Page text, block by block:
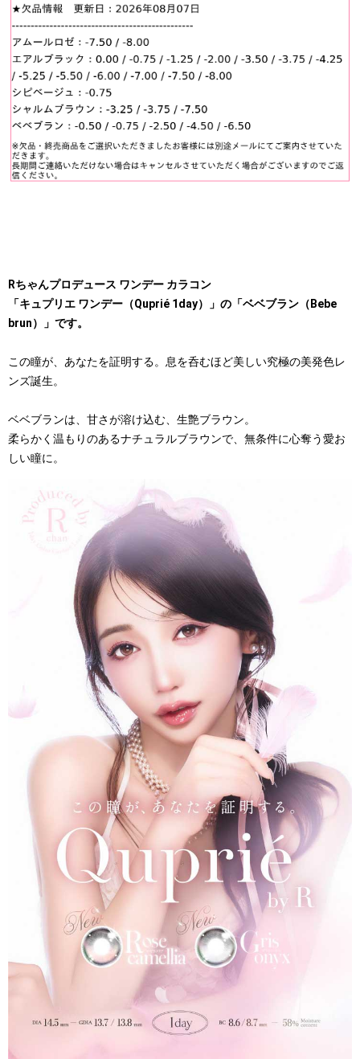
Rちゃんプロデュース ワンデー カラコン
「キュプリエ ワンデー（Quprié 1day）」の「ベベブラン（Bebe
brun）」です。
この瞳が、あなたを証明する。息を呑むほど美しい究極の美発色レ
ンズ誕生。
ベベブランは、甘さが溶け込む、生艶ブラウン。
柔らかく温もりのあるナチュラルブラウンで、無条件に心奪う愛お
しい瞳に。